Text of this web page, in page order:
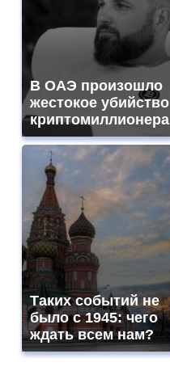
В ОАЭ произошло
жестокое убийство
криптомиллионера
Таких событий не
было с 1945: чего
ждать всем нам?